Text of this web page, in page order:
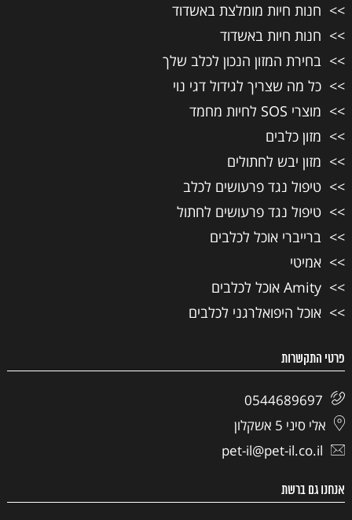
חנות חיות מומלצת באשדוד
חנות חיות באשדוד
בחירת המזון הנכון לכלב שלך
כל מה שצריך לגידול דגי נוי
מוצרי SOS לחיות מחמד
מזון כלבים
מזון יבש לחתולים
טיפול נגד פרעושים לכלב
טיפול נגד פרעושים לחתול
ברייברי אוכל לכלבים
אמיטי
Amity אוכל לכלבים
אוכל היפואלרגני לכלבים
פרטי התקשרות
0544689697
אלי סיני 5 אשקלון
pet-il@pet-il.co.il
אנחנו גם ברשת